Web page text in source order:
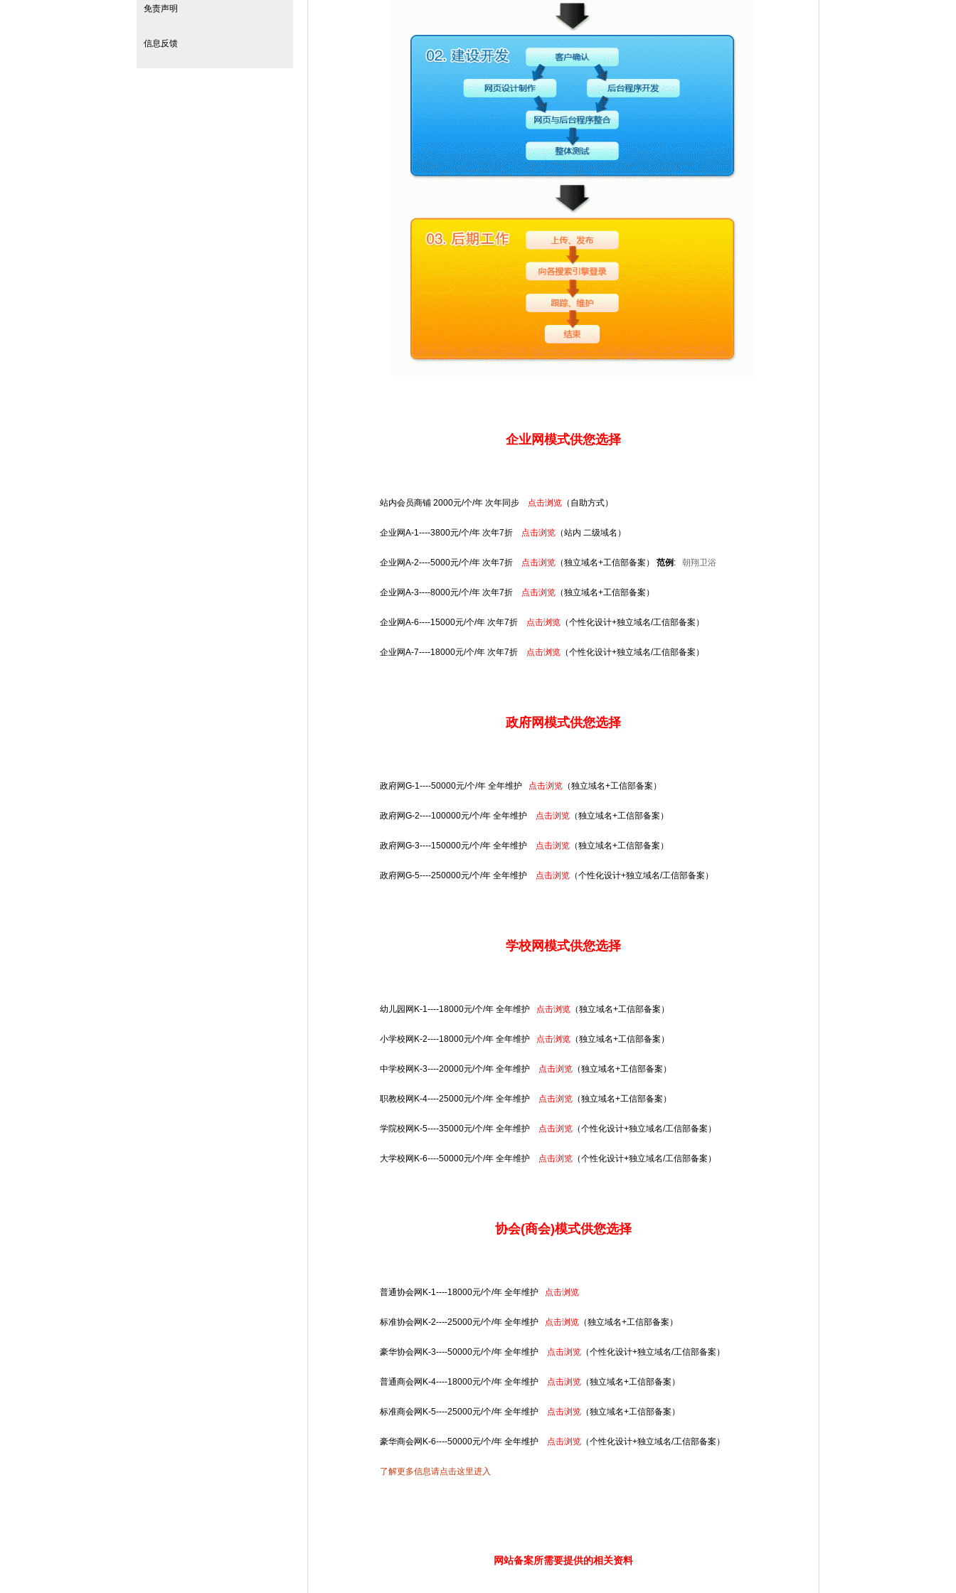
免责声明
信息反馈
企业网模式供您选择
站内会员商铺 2000元/个/年 次年同步 点击浏览 （自助方式）
企业网A-1----3800元/个/年 次年7折 点击浏览 （站内 二级域名）
企业网A-2----5000元/个/年 次年7折 点击浏览 （独立域名+工信部备案） 范例 : 朝翔卫浴
企业网A-3----8000元/个/年 次年7折 点击浏览 （独立域名+工信部备案）
企业网A-6----15000元/个/年 次年7折 点击浏览 （个性化设计+独立域名/工信部备案）
企业网A-7----18000元/个/年 次年7折 点击浏览 （个性化设计+独立域名/工信部备案）
政府网模式供您选择
政府网G-1----50000元/个/年 全年维护 点击浏览 （独立域名+工信部备案）
政府网G-2----100000元/个/年 全年维护 点击浏览 （独立域名+工信部备案）
政府网G-3----150000元/个/年 全年维护 点击浏览 （独立域名+工信部备案）
政府网G-5----250000元/个/年 全年维护 点击浏览 （个性化设计+独立域名/工信部备案）
学校网模式供您选择
幼儿园网K-1----18000元/个/年 全年维护 点击浏览 （独立域名+工信部备案）
小学校网K-2----18000元/个/年 全年维护 点击浏览 （独立域名+工信部备案）
中学校网K-3----20000元/个/年 全年维护 点击浏览 （独立域名+工信部备案）
职教校网K-4----25000元/个/年 全年维护 点击浏览 （独立域名+工信部备案）
学院校网K-5----35000元/个/年 全年维护 点击浏览 （个性化设计+独立域名/工信部备案）
大学校网K-6----50000元/个/年 全年维护 点击浏览 （个性化设计+独立域名/工信部备案）
协会(商会)模式供您选择
普通协会网K-1----18000元/个/年 全年维护 点击浏览
标准协会网K-2----25000元/个/年 全年维护 点击浏览 （独立域名+工信部备案）
豪华协会网K-3----50000元/个/年 全年维护 点击浏览 （个性化设计+独立域名/工信部备案）
普通商会网K-4----18000元/个/年 全年维护 点击浏览 （独立域名+工信部备案）
标准商会网K-5----25000元/个/年 全年维护 点击浏览 （独立域名+工信部备案）
豪华商会网K-6----50000元/个/年 全年维护 点击浏览 （个性化设计+独立域名/工信部备案）
了解更多信息请点击这里进入
网站备案所需要提供的相关资料